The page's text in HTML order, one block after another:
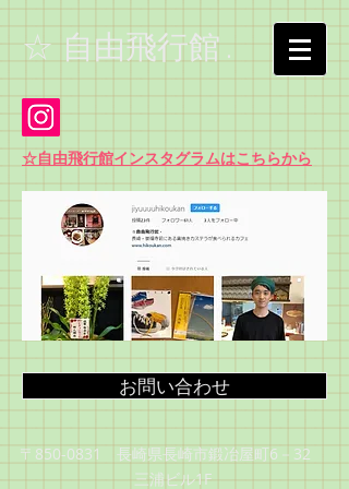
☆ 自由飛行館 .
☆自由飛行館インスタグラムはこちらから
お問い合わせ
〒850-0831 長崎県長崎市鍛冶屋町6－32
三浦ビル1F